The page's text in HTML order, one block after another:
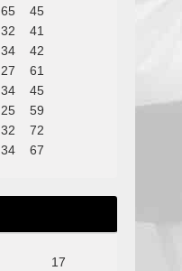
65
45
32
41
34
42
27
61
34
45
25
59
32
72
34 67
17